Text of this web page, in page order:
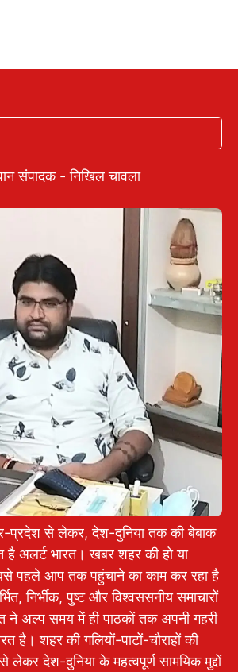
संपादक - निखिल चावला
प्रदेश से लेकर, देश-दुनिया तक की बेबाक
है अलर्ट भारत। खबर शहर की हो या
पहले आप तक पहुंचाने का काम कर रहा है
निर्भीक, पुष्ट और विश्वससनीय समाचारों
ने अल्प समय में ही पाठकों तक अपनी गहरी
है। शहर की गलियों-पाटों-चौराहों की
लेकर देश-दुनिया के महत्वपूर्ण सामयिक मुद्दों